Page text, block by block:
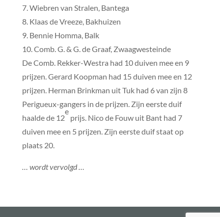
7. Wiebren van Stralen, Bantega
8. Klaas de Vreeze, Bakhuizen
9. Bennie Homma, Balk
10. Comb. G. & G. de Graaf, Zwaagwesteinde
De Comb. Rekker-Westra had 10 duiven mee en 9
prijzen. Gerard Koopman had 15 duiven mee en 12
prijzen. Herman Brinkman uit Tuk had 6 van zijn 8
Perigueux-gangers in de prijzen. Zijn eerste duif
haalde de 12
e
prijs. Nico de Fouw uit Bant had 7
duiven mee en 5 prijzen. Zijn eerste duif staat op
plaats 20.
… wordt vervolgd …